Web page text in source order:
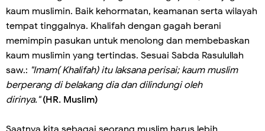
kaum muslimin. Baik kehormatan, keamanan serta wilayah
tempat tinggalnya. Khalifah dengan gagah berani
memimpin pasukan untuk menolong dan membebaskan
kaum muslimin yang tertindas. Sesuai Sabda Rasulullah
saw.: "Imam( Khalifah) itu laksana perisai; kaum muslim
berperang di belakang dia dan dilindungi oleh
dirinya."(HR. Muslim)